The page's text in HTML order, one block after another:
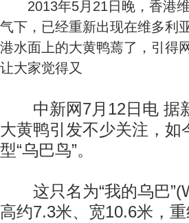
2013年5月21日晚，香港维
气下，已经重新出现在维多利
港水面上的大黄鸭蔫了，引得
让大家觉得又
中新网7月12日电 据
大黄鸭引发不少关注，
型“乌巴鸟”。
这只名为“我的乌巴
高约7.3米、宽10.6米，